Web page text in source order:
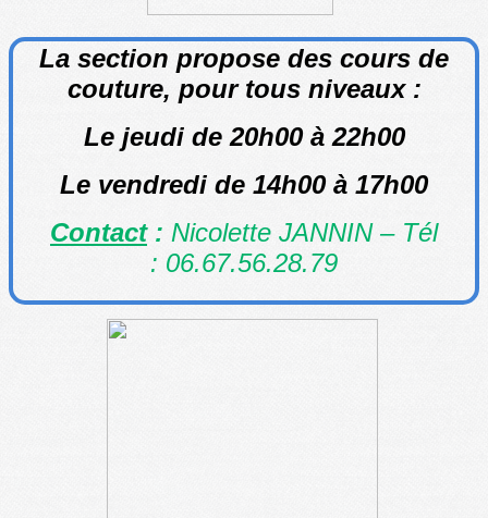
La section propose des cours de
couture, pour tous niveaux :
Le jeudi de 20h00 à 22h00
Le vendredi de 14h00 à 17h00
Contact: Nicolette JANNIN – Tél
: 06.67.56.28.79